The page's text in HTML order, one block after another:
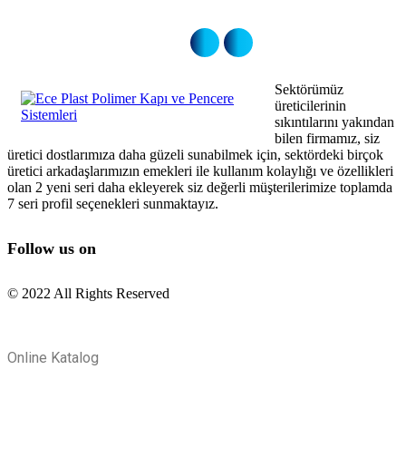
Sektörümüz
üreticilerinin
sıkıntılarını yakından
bilen firmamız, siz
üretici dostlarımıza daha güzeli sunabilmek için, sektördeki birçok
üretici arkadaşlarımızın emekleri ile kullanım kolaylığı ve özellikleri
olan 2 yeni seri daha ekleyerek siz değerli müşterilerimize toplamda
7 seri profil seçenekleri sunmaktayız.
Follow us on
© 2022 All Rights Reserved
Online Katalog